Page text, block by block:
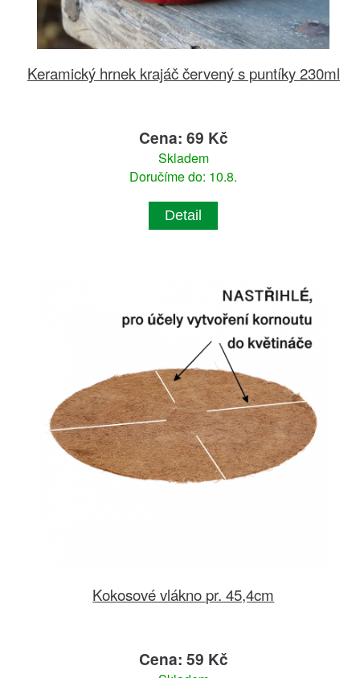
Keramický hrnek krajáč červený s puntíky 230ml
Cena: 69 Kč
Skladem
Doručíme do: 10.8.
Detail
Kokosové vlákno pr. 45,4cm
Cena: 59 Kč